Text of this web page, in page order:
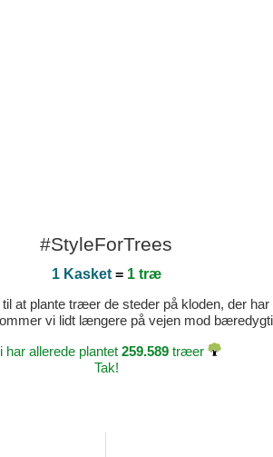
#StyleForTrees
1 Kasket= 1 træ
at plante træer de steder på kloden, der
vi lidt længere på vejen mod
har allerede plantet 259.589 træer
Tak!